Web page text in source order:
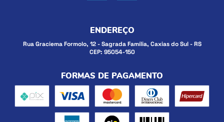
ENDEREÇO
Rua Graciema Formolo, 12-Sagrada Família, Caxias do Sul-RS
CEP: 95054-150
FORMAS DE PAGAMENTO